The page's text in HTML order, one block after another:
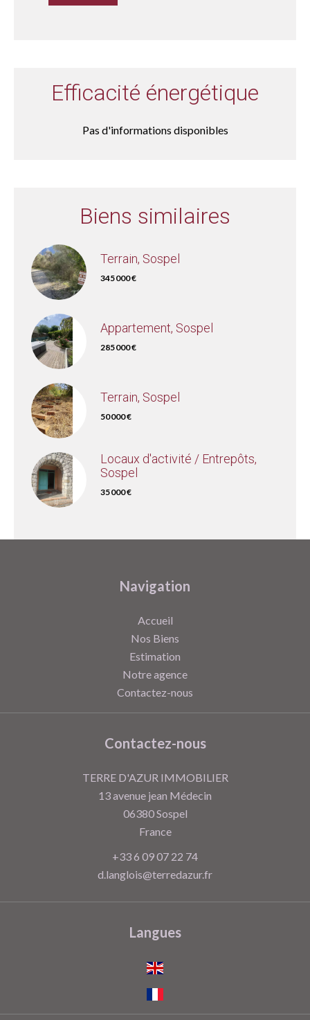
Efficacité énergétique
Pas d'informations disponibles
Biens similaires
Terrain, Sospel
345 000 €
Appartement, Sospel
285 000 €
Terrain, Sospel
50 000 €
Locaux d'activité / Entrepôts,
Sospel
35 000 €
Navigation
Accueil
Nos Biens
Estimation
Notre agence
Contactez-nous
Contactez-nous
TERRE D'AZUR IMMOBILIER
13 avenue jean Médecin
06380Sospel
France
+33 6 09 07 22 74
d.langlois@terredazur.fr
Langues